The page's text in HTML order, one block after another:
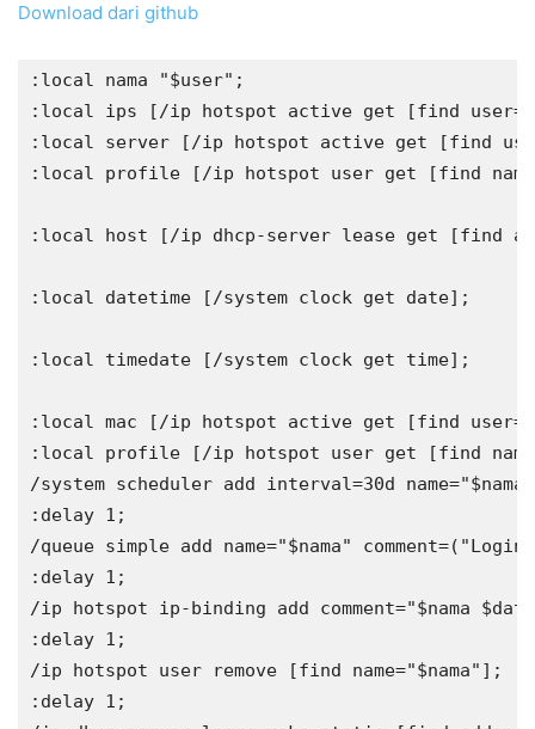
Download dari github
:local nama "$user";
:local ips [/ip hotspot active get [find
:local server [/ip hotspot active get [find
:local profile [/ip hotspot user get [find
:local host [/ip dhcp-server lease get [find
:local datetime [/system clock get date];
:local timedate [/system clock get time];
:local mac [/ip hotspot active get [find
:local profile [/ip hotspot user get [find
/system scheduler add interval=30d
:delay 1;
/queue simple add name="$nama"
:delay 1;
/ip hotspot ip-binding add comment="$nama
:delay 1;
/ip hotspot user remove [find name="$nama"];
:delay 1;